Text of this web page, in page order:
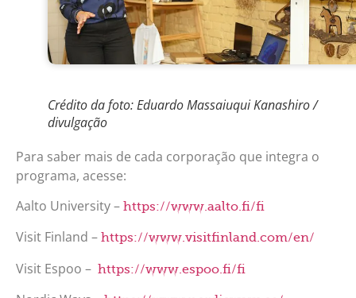
Crédito da foto: Eduardo Massaiuqui Kanashiro /
divulgação
Para saber mais de cada corporação que integra o
programa, acesse:
Aalto University – https://www.aalto.fi/fi
Visit Finland – https://www.visitfinland.com/en/
Visit Espoo – https://www.espoo.fi/fi